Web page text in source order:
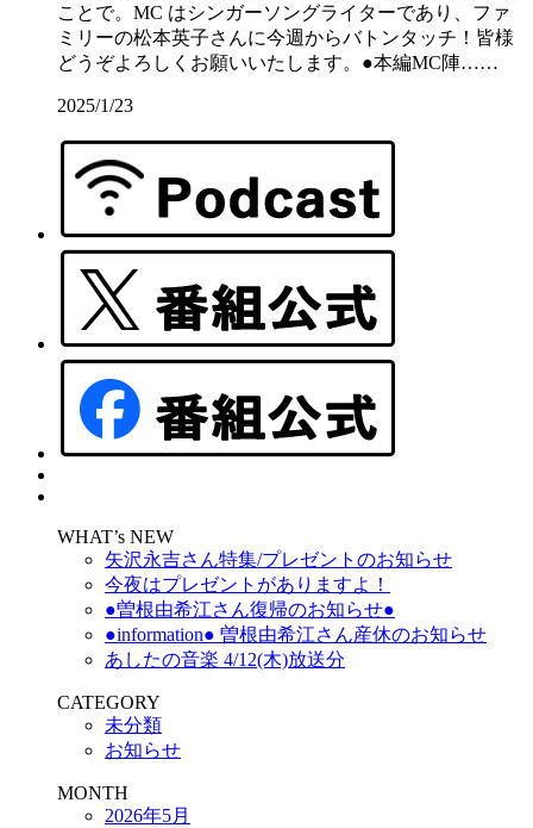
ことで。MC はシンガーソングライターであり、ファ
ミリーの松本英子さんに今週からバトンタッチ！皆様
どうぞよろしくお願いいたします。●本編MC陣……
2025/1/23
WHAT’s NEW
矢沢永吉さん特集/プレゼントのお知らせ
今夜はプレゼントがありますよ！
●曽根由希江さん復帰のお知らせ●
●information● 曽根由希江さん産休のお知らせ
あしたの音楽 4/12(木)放送分
CATEGORY
未分類
お知らせ
MONTH
2026年5月